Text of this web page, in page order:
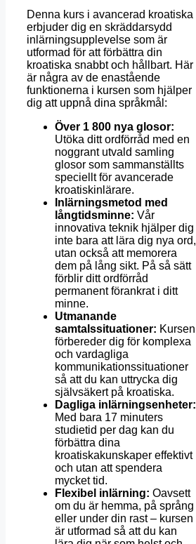
Denna kurs i avancerad kroatiska
erbjuder dig en skräddarsydd
inlärningsupplevelse som är
utformad för att förbättra din
kroatiska snabbt och hållbart. Här
är några av de enastående
funktionerna i kursen som hjälper
dig att uppnå dina språkmål:
Över 1 800 nya glosor:
Utöka ditt ordförråd med en
noggrant utvald samling
glosor som sammanställts
speciellt för avancerade
kroatiskinlärare.
Inlärningsmetod med
långtidsminne: Vår
innovativa teknik hjälper dig
inte bara att lära dig nya ord,
utan också att memorera
dem på lång sikt. På så sätt
förblir ditt ordförråd
permanent förankrat i ditt
minne.
Utmanande
samtalssituationer: Kursen
förbereder dig för komplexa
och vardagliga
kommunikationssituationer
så att du kan uttrycka dig
självsäkert på kroatiska.
Dagliga inlärningsenheter:
Med bara 17 minuters
studietid per dag kan du
förbättra dina
kroatiskakunskaper effektivt
och utan att spendera
mycket tid.
Flexibel inlärning: Oavsett
om du är hemma, på språng
eller under din rast – kursen
är utformad så att du kan